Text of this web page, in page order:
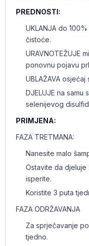
PREDNOSTI:
UKLANJA do
čistoće.
URAVNOTEŽUJE
ponovnu pojavu
UBLAŽAVA
DJELUJE na samu
selenijevog
PRIMJENA:
FAZA TRETMANA:
Nanesite malo
Ostavite da djeluje
isperite.
Koristite 3 puta
FAZA ODRŽAVANJA
Za sprječavanje
tjedno.